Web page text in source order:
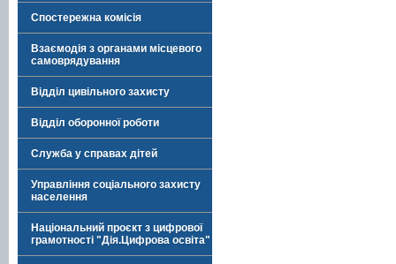
Спостережна комісія
Взаємодія з органами місцевого
самоврядування
Відділ цивільного захисту
Відділ оборонної роботи
Служба у справах дітей
Управління соціального захисту
населення
Національний проєкт з цифрової
грамотності "Дія.Цифрова освіта"